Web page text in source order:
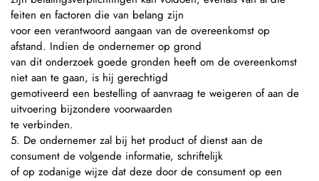
feiten en factoren die van belang zijn
voor een verantwoord aangaan van de overeenkomst op
afstand. Indien de ondernemer op grond
van dit onderzoek goede gronden heeft om de overeenkomst
niet aan te gaan, is hij gerechtigd
gemotiveerd een bestelling of aanvraag te weigeren of aan de
uitvoering bijzondere voorwaarden
te verbinden.
5. De ondernemer zal bij het product of dienst aan de
consument de volgende informatie, schriftelijk
of op zodanige wijze dat deze door de consument op een